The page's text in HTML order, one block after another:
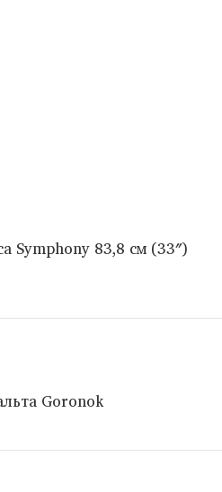
Symphony 83,8 см (33″)
Goronok